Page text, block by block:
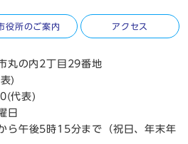
役所のご案内 アクセス
丸の内2丁目29番地
)
代表)
日
ら午後5時15分まで（祝日、年末年